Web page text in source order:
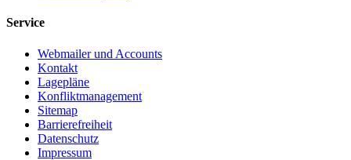
Service
Webmailer und Accounts
Kontakt
Lagepläne
Konfliktmanagement
Sitemap
Barrierefreiheit
Datenschutz
Impressum